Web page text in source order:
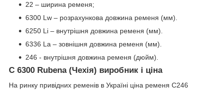
22 – ширина ременя;
6300 Lw – розрахункова довжина ременя (мм).
6250 Li – внутрішня довжина ременя (мм).
6336 La – зовнішня довжина ременя (мм).
246 - внутрішня довжина ременя (дюйм).
C 6300 Rubena (Чехія) виробник і ціна
На ринку привідних ременів в Україні ціна ременя C246